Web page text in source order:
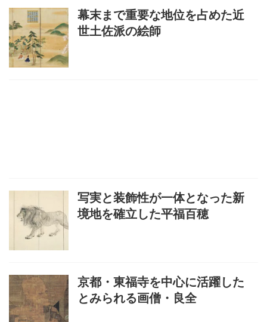
幕末まで重要な地位を占めた近
世土佐派の絵師
写実と装飾性が一体となった新
境地を確立した平福百穂
京都・東福寺を中心に活躍した
とみられる画僧・良全